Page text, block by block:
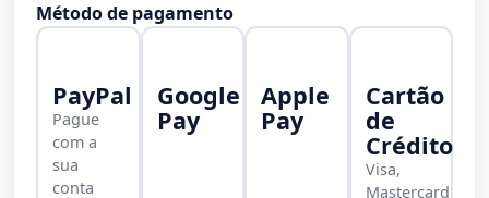
Método de pagamento
PayPal
Pague
com a
sua
conta
Google
Pay
Apple
Pay
Cartão
de
Crédito
Visa,
Mastercard